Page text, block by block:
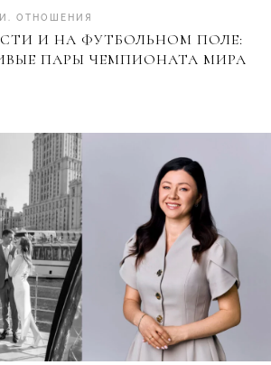
. ОТНОШЕНИЯ
И НА ФУТБОЛЬНОМ ПОЛЕ:
ПАРЫ ЧЕМПИОНАТА МИРА